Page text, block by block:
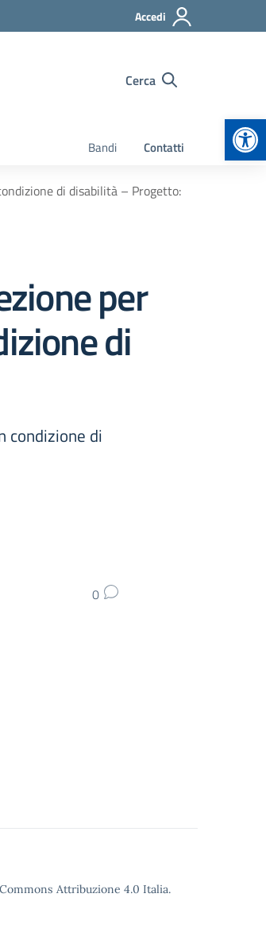
Accedi
Cerca
Bandi Contatti
di disabilità – Progetto:
per
di
condizione di
0
Attribuzione 4.0 Italia.